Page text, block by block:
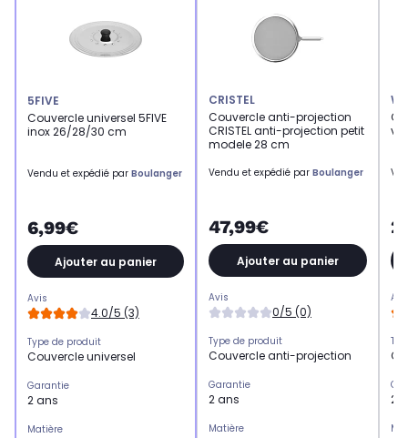
5FIVE
Couvercle universel 5FIVE
inox 26/28/30 cm
Vendu et expédié par Boulanger
6,99€
Ajouter au panier
Avis
4.0/5 (3)
Type de produit
Couvercle universel
Garantie
2 ans
Matière
CRISTEL
Couvercle anti-projection
CRISTEL anti-projection petit
modele 28 cm
Vendu et expédié par Boulanger
47,99€
Ajouter au panier
Avis
0/5 (0)
Type de produit
Couvercle anti-projection
Garantie
2 ans
Matière
2